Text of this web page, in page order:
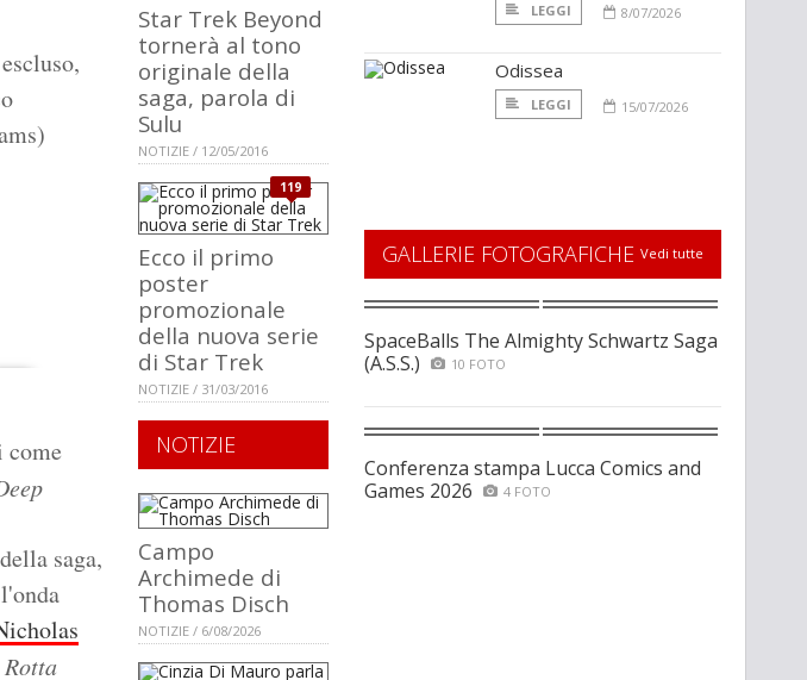
saga,
Rotta
Star Trek Beyond
tornerà al tono
originale della
saga, parola di
Sulu
NOTIZIE / 12/05/2016
119
Ecco il primo
poster
promozionale
della nuova serie
di Star Trek
NOTIZIE / 31/03/2016
NOTIZIE
Campo
Archimede di
Thomas Disch
NOTIZIE / 6/08/2026
LEGGI 8/07/2026
Odissea
LEGGI 15/07/2026
GALLERIE FOTOGRAFICHE Vedi tutte
SpaceBalls The Almighty Schwartz Saga
(A.S.S.)
10 FOTO
Conferenza stampa Lucca Comics and
Games 2026
4 FOTO